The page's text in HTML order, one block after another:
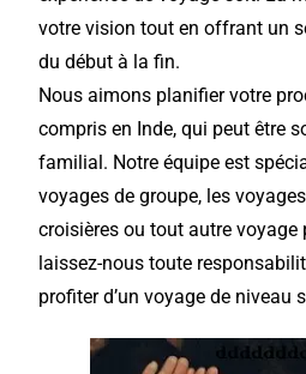
votre vision tout en offrant un
du début à la fin.
Nous aimons planifier votre
compris en Inde, qui peut être
familial. Notre équipe est
voyages degroupe, les
croisières ou tout autre voyage
laissez-nous toute
profiter d’un voyage de niveau